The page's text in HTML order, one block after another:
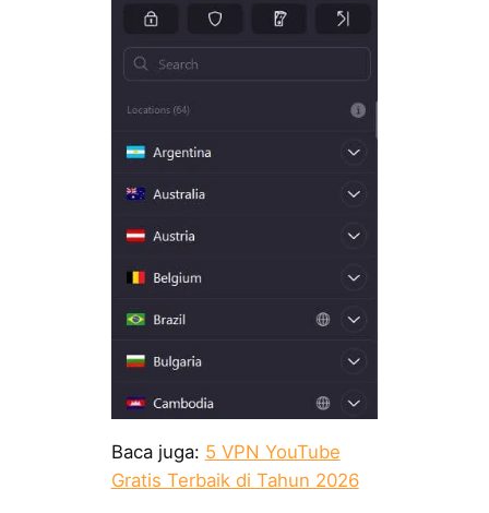
Baca juga: 5 VPN YouTube
Gratis Terbaik di Tahun 2026